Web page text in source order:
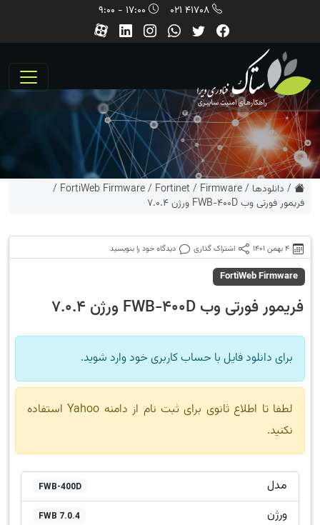
41708 021
/ دانلودها /
Firmware
/
Fortinet
/
FortiWeb Firmware
/
فریمور فورتی وب FWB-400D ورژن 7.0.4
4 بهمن 1401 اشتراک گذاری دیدگاه خود را بنویسید
FortiWeb Firmware
فریمور فورتی وب FWB-400D ورژن 7.0.4
برای دانلود فایل با حساب کاربری خود وارد شوید.
لطفا تا اطلاع ثانوی برای ثبت نام از دامنه Yahoo استفاده
نکنید.
مدل FWB-400D
ورژن FWB 7.0.4